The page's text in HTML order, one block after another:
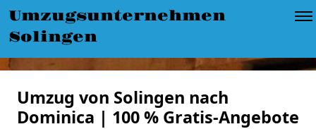
Umzugsunternehmen
Solingen
Umzug von Solingen nach
Dominica | 100 % Gratis-Angebote